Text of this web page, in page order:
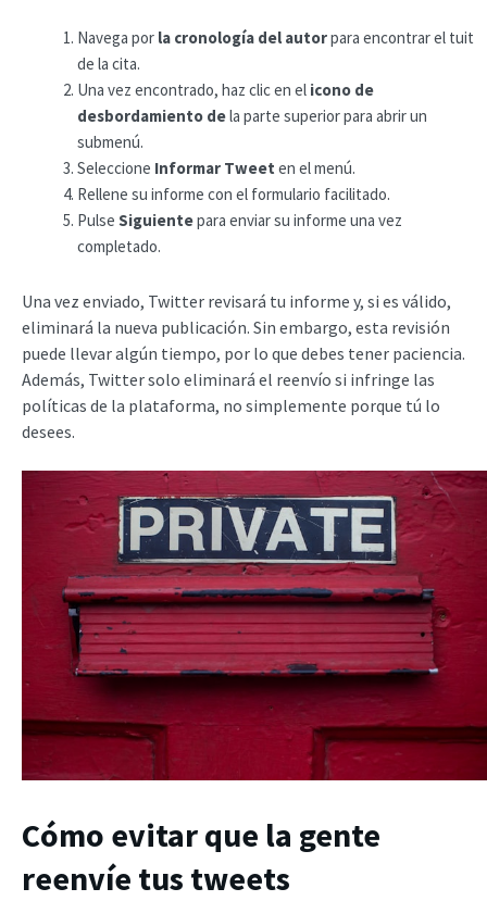
Navega por la cronología del autorpara encontrar el tuit
de la cita.
Una vez encontrado, haz clic en el icono de
desbordamiento dela parte superior para abrir un
submenú.
Seleccione Informar Tweet en el menú.
Rellene su informe con el formulario facilitado.
Pulse Siguientepara enviar su informe una vez
completado.
Una vez enviado, Twitter revisará tu informe y, si es válido,
eliminará la nueva publicación. Sin embargo, esta revisión
puede llevar algún tiempo, por lo que debes tener paciencia.
Además, Twitter solo eliminará el reenvío si infringe las
políticas de la plataforma, no simplemente porque tú lo
desees.
Cómo evitar que la gente
reenvíe tus tweets